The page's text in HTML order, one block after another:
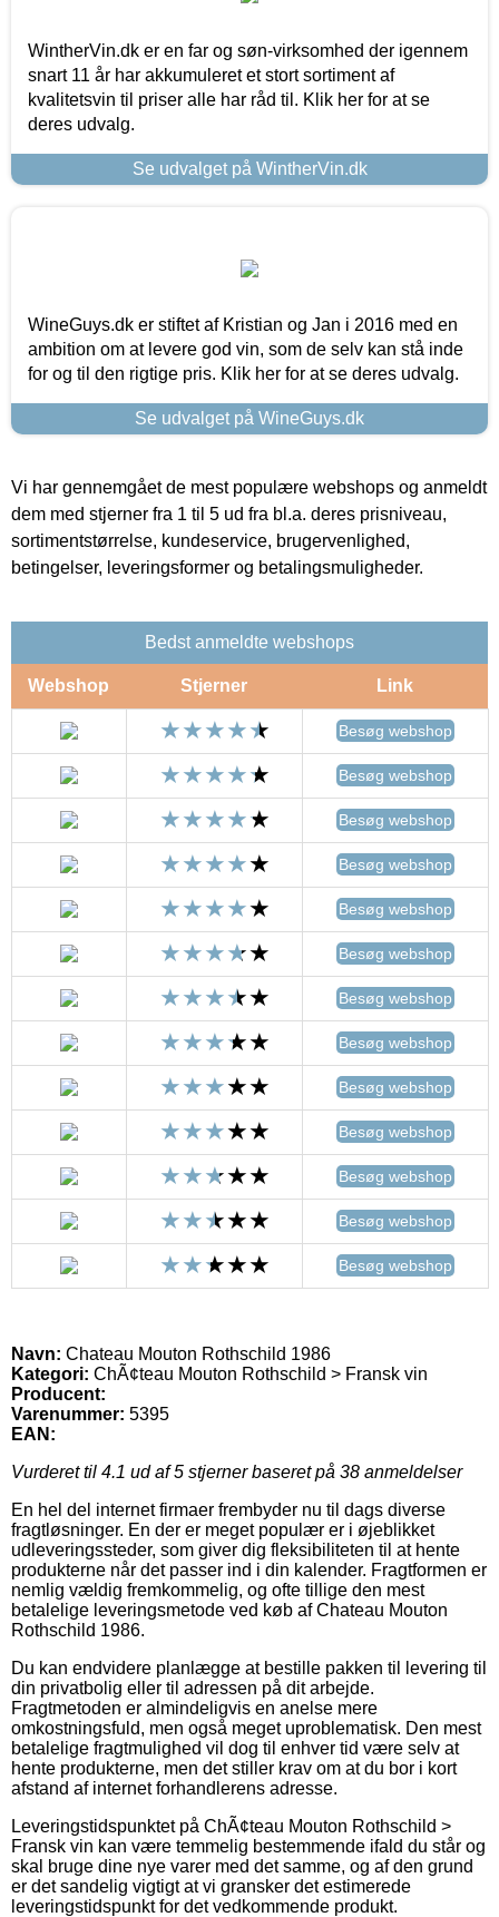
WintherVin.dk er en far og søn-virksomhed der igennem
snart 11 år har akkumuleret et stort sortiment af
kvalitetsvin til priser alle har råd til. Klik her for at se
deres udvalg.
Se udvalget på WintherVin.dk
WineGuys.dk er stiftet af Kristian og Jan i 2016 med en
ambition om at levere god vin, som de selv kan stå inde
for og til den rigtige pris. Klik her for at se deres udvalg.
Se udvalget på WineGuys.dk
Vi har gennemgået de mest populære webshops og anmeldt
dem med stjerner fra 1 til 5 ud fra bl.a. deres prisniveau,
sortimentstørrelse, kundeservice, brugervenlighed,
betingelser, leveringsformer og betalingsmuligheder.
Bedst anmeldte webshops
Webshop Stjerner Link
Besøg webshop
Besøg webshop
Besøg webshop
Besøg webshop
Besøg webshop
Besøg webshop
Besøg webshop
Besøg webshop
Besøg webshop
Besøg webshop
Besøg webshop
Besøg webshop
Besøg webshop
Navn: Chateau Mouton Rothschild 1986
Kategori: ChÃ¢teau Mouton Rothschild > Fransk vin
Producent:
Varenummer: 5395
EAN:
Vurderet til 4.1 ud af 5 stjerner baseret på 38 anmeldelser
En hel del internet firmaer frembyder nu til dags diverse
fragtløsninger. En der er meget populær er i øjeblikket
udleveringssteder, som giver dig fleksibiliteten til at hente
produkterne når det passer ind i din kalender. Fragtformen er
nemlig vældig fremkommelig, og ofte tillige den mest
betalelige leveringsmetode ved køb af Chateau Mouton
Rothschild 1986.
Du kan endvidere planlægge at bestille pakken til levering til
din privatbolig eller til adressen på dit arbejde.
Fragtmetoden er almindeligvis en anelse mere
omkostningsfuld, men også meget uproblematisk. Den mest
betalelige fragtmulighed vil dog til enhver tid være selv at
hente produkterne, men det stiller krav om at du bor i kort
afstand af internet forhandlerens adresse.
Leveringstidspunktet på ChÃ¢teau Mouton Rothschild >
Fransk vin kan være temmelig bestemmende ifald du står og
skal bruge dine nye varer med det samme, og af den grund
er det sandelig vigtigt at vi gransker det estimerede
leveringstidspunkt for det vedkommende produkt.